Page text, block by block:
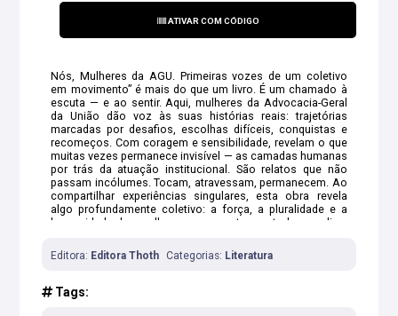
ATIVAR COM CÓDIGO
Nós, Mulheres da AGU. Primeiras vozes de um coletivo
em movimento” é mais do que um livro. É um chamado à
escuta — e ao sentir. Aqui, mulheres da Advocacia-Geral
da União dão voz às suas histórias reais: trajetórias
marcadas por desafios, escolhas difíceis, conquistas e
recomeços. Com coragem e sensibilidade, revelam o que
muitas vezes permanece invisível — as camadas humanas
por trás da atuação institucional. São relatos que não
passam incólumes. Tocam, atravessam, permanecem. Ao
compartilhar experiências singulares, esta obra revela
algo profundamente coletivo: a força, a pluralidade e a
humanidade das mulheres que constroem, todos os dias,
abre caminho. Um convite à leitura — e ao encontro com
histórias que, de alguma forma, também podem ser suas.
Editora: Editora Thoth Categorias: Literatura
Tags: